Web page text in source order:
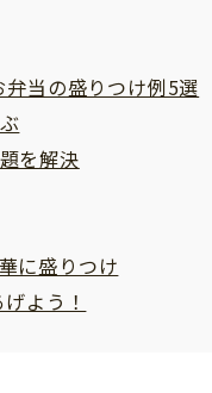
当の盛りつけ例5選
を解決
に盛りつけ
よう！